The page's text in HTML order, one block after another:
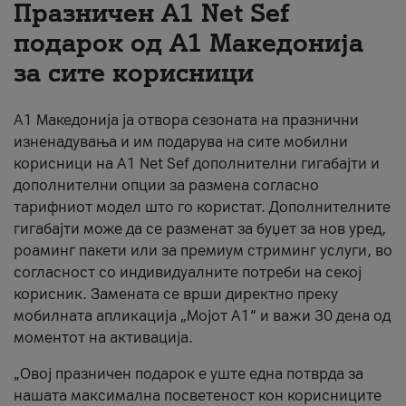
За нас
#ПодобарОнлајн
Празничен A1 Net Sеf
подарок од А1 Македонија
за сите корисници
А1 Македонија ја отвора сезоната на празнични
изненадувања и им подарува на сите мобилни
корисници на A1 Net Sef дополнителни гигабајти и
дополнителни опции за размена согласно
тарифниот модел што го користат. Дополнителните
гигабајти може да се разменат за буџет за нов уред,
роаминг пакети или за премиум стриминг услуги, во
согласност со индивидуалните потреби на секој
корисник. Замената се врши директно преку
мобилната апликација „Мојот А1“ и важи 30 дена од
моментот на активација.
„Овој празничен подарок е уште една потврда за
нашата максимална посветеност кон корисниците